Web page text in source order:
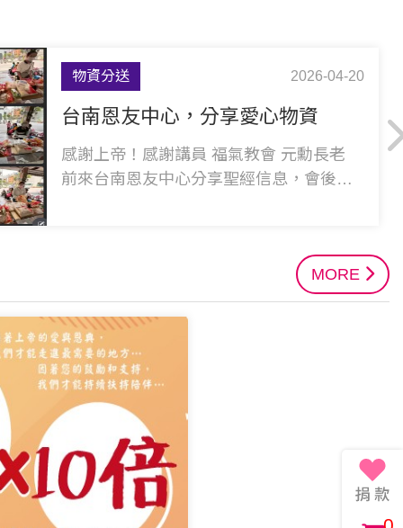
物資分送 2026-04-20
台南恩友中心，分享愛心物資
感謝上帝！感謝講員 福氣教會 元勳長老
前來台南恩友中心分享聖經信息，會後發
MORE